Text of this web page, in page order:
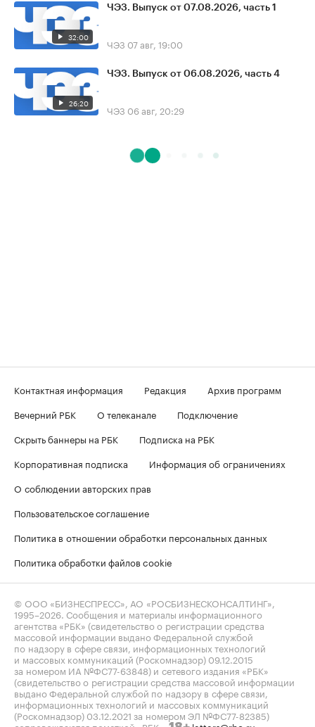
32:00
ЧЭЗ. Выпуск от 07.08.2026, часть 1
ЧЭЗ 07 авг, 19:00
26:20
ЧЭЗ. Выпуск от 06.08.2026, часть 4
ЧЭЗ 06 авг, 20:29
Контактная информация Редакция
Архив программ
Вечерний РБК
О телеканале
Подключение
Скрыть баннеры на РБК
Подписка на РБК
Корпоративная подписка
Информация об ограничениях
О соблюдении авторских прав
Пользовательское соглашение
Политика в отношении обработки персональных данных
Политика обработки файлов cookie
© ООО «БИЗНЕСПРЕСС», АО «РОСБИЗНЕСКОНСАЛТИНГ»,
1995–2026 . Сообщения и материалы информационного
агентства «РБК» (свидетельство о регистрации средства
массовой информации выдано Федеральной службой
по надзору в сфере связи, информационных технологий
и массовых коммуникаций (Роскомнадзор) 09.12.2015
за номером ИА №ФС77-63848) и сетевого издания «РБК»
(свидетельство о регистрации средства массовой информации
выдано Федеральной службой по надзору в сфере связи,
информационных технологий и массовых коммуникаций
(Роскомнадзор) 03.12.2021 за номером ЭЛ №ФС77-82385)